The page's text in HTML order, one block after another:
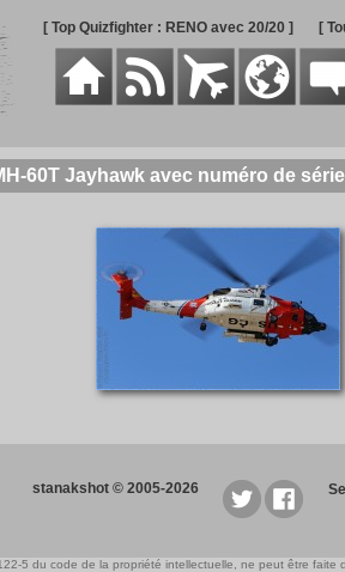
[ Top Quizfighter : RENO avec 20/20 ] [
60T Jayhawk avec numéro de
stanakshot © 2005-2026
5 du code de la propriété intellectuelle, ne peut être faite